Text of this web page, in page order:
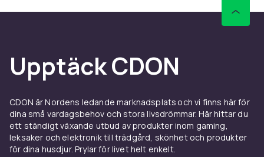
Upptäck CDON
CDON är Nordens ledande marknadsplats och vi finns här för
dina små vardagsbehov och stora livsdrömmar. Här hittar du
ett ständigt växande utbud av produkter inom gaming,
leksaker och elektronik till trädgård, skönhet och produkter
för dina husdjur. Prylar för livet helt enkelt.